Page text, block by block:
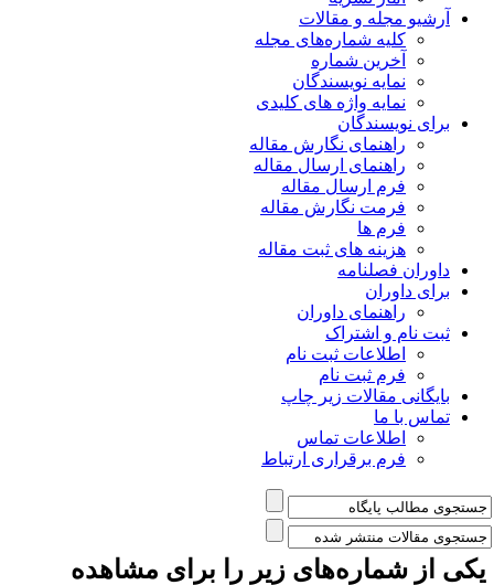
آرشیو مجله و مقالات
کلیه شماره‌های مجله
آخرین شماره
نمایه نویسندگان
نمایه واژه های کلیدی
برای نویسندگان
راهنمای نگارش مقاله
راهنمای ارسال مقاله
فرم ارسال مقاله
فرمت نگارش مقاله
فرم ها
هزینه های ثبت مقاله
داوران فصلنامه
برای داوران
راهنمای داوران
ثبت نام و اشتراک
اطلاعات ثبت نام
فرم ثبت نام
بایگانی مقالات زیر چاپ
تماس با ما
اطلاعات تماس
فرم برقراری ارتباط
از شماره‌های زیر را برای مشاهده